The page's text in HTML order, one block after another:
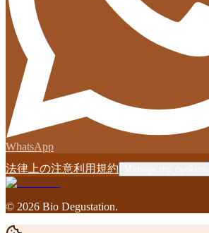
WhatsApp
法律上の注意利用規約
© 2026 Bio Degustation.